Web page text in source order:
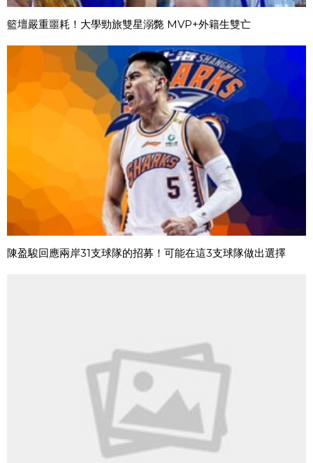
籃壇嚴重噩耗！大學勁旅雙星溺斃 MVP+外籍生雙亡
陳盈駿回應兩岸31支球隊的招募！可能在這3支球隊做出選擇